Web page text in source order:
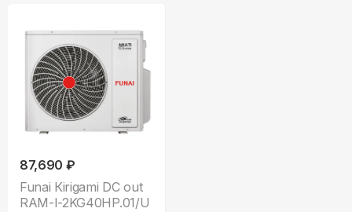
87,690 ₽
Funai Кirigami DC out
RAM-I-2KG40HP.01/U